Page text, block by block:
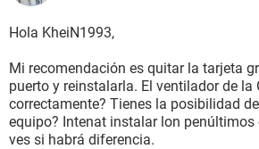
Hola KheiN1993,
Mi recomendación es quitar la tarjeta
puerto y reinstalarla. El ventilador de la
correctamente? Tienes la posibilidad
equipo? Intenat instalar lon penúltimos
ves si habrá diferencia.